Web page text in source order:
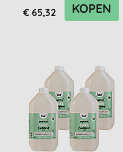
€ 65,32 KOPEN